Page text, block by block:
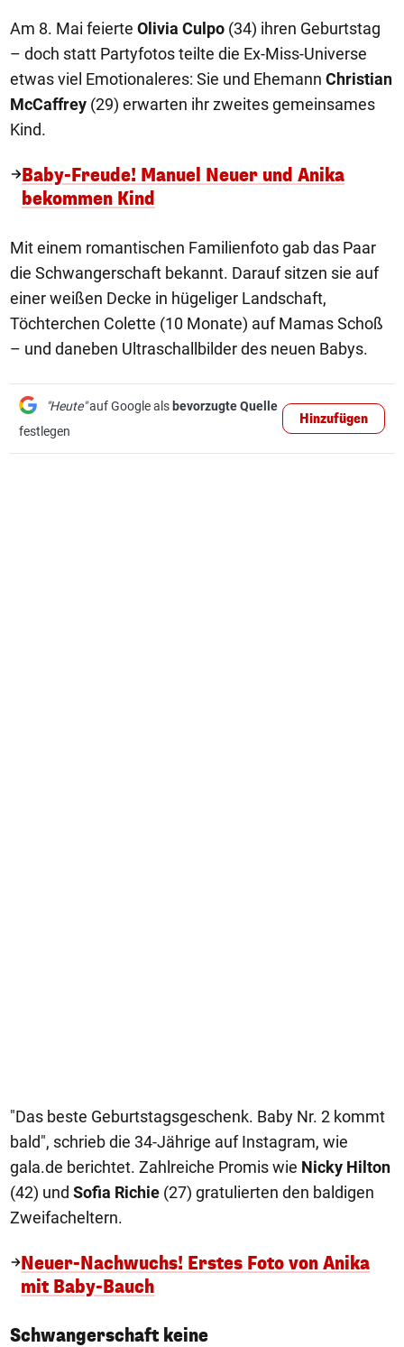
Am 8. Mai feierte Olivia Culpo (34) ihren Geburtstag
– doch statt Partyfotos teilte die Ex-Miss-Universe
etwas viel Emotionaleres: Sie und Ehemann Christian
McCaffrey (29) erwarten ihr zweites gemeinsames
Kind.
Baby-Freude! Manuel Neuer und Anika
bekommen Kind
Mit einem romantischen Familienfoto gab das Paar
die Schwangerschaft bekannt. Darauf sitzen sie auf
einer weißen Decke in hügeliger Landschaft,
Töchterchen Colette (10 Monate) auf Mamas Schoß
– und daneben Ultraschallbilder des neuen Babys.
"Heute"auf Google als bevorzugte Quelle
festlegen
Hinzufügen
"Das beste Geburtstagsgeschenk. Baby Nr. 2 kommt
bald", schrieb die 34-Jährige auf Instagram, wie
gala.de berichtet. Zahlreiche Promis wie Nicky Hilton
(42) und Sofia Richie (27) gratulierten den baldigen
Zweifacheltern.
Neuer-Nachwuchs! Erstes Foto von Anika
mit Baby-Bauch
Schwangerschaft keine